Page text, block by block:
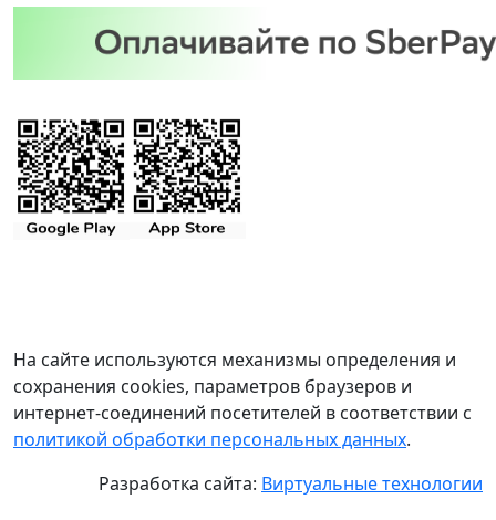
На сайте используются механизмы определения и
сохранения cookies, параметров браузеров и
интернет-соединений посетителей в соответствии с
политикой обработки персональных данных.
Разработка сайта: Виртуальные технологии